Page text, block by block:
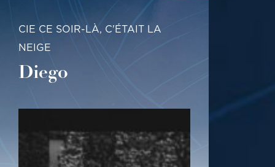
CIE CE SOIR-LÀ, C'ÉTAIT LA
NEIGE
Diego